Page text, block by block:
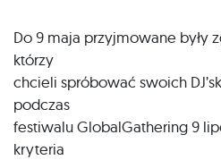
Do 9 maja przyjmowane były
którzy
chcieli spróbować swoich
podczas
festiwalu GlobalGathering 9
kryteria